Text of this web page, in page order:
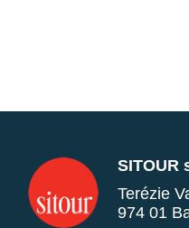
SITOUR
Terézie
974 01